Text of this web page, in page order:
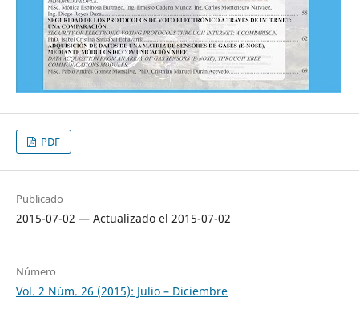
PDF
Publicado
2015-07-02 — Actualizado el 2015-07-02
Número
Vol. 2 Núm. 26 (2015): Julio – Diciembre